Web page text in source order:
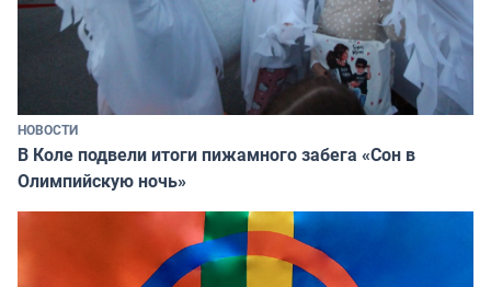
НОВОСТИ
В Коле подвели итоги пижамного забега «Сон в
Олимпийскую ночь»